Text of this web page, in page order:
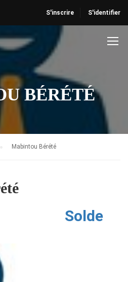
S'inscrire S'identifier
BÉRÉTÉ
Mabintou Bérété
Solde